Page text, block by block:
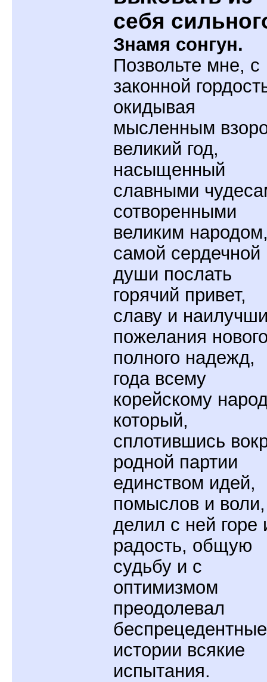
себя
Знамя сонгун.
Позвольте мне, с
законной
окидывая
мысленным
великий год,
насыщенный
славными
сотворенными
великим
самой сердечной
души послать
горячий привет,
славу и
пожелания
полного надежд,
года всему
корейскому
который,
сплотившись
родной партии
единством идей,
помыслов и воли,
делил с ней горе
радость, общую
судьбу и с
оптимизмом
преодолевал
истории всякие
испытания.